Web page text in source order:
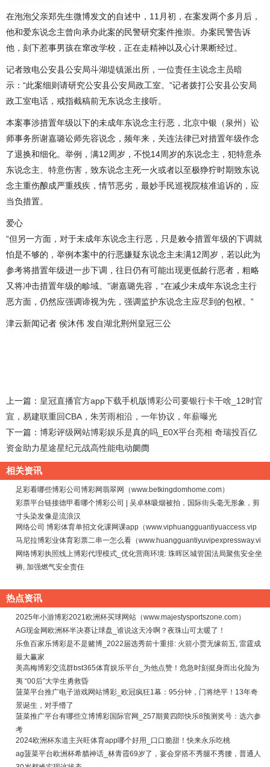
在泡泡父亲郑先生微博发文的自述中，11月初，在案发两个多月后，
他和爱东说念主曾向承办此案的民警研究案件推崇。办案民警告诉
他，刻下惹事男孩在窜改学校，正在走精神以及心计果断经过。
记者致电公安县公安局斗湖堤镇派出所，一位责任主说念主员暗
示：“此案细则请研究公安县公安局政工室。”记者拨打公安县公安局
政工室电话，戒指截稿前无东说念主接听。
本案事涉措置年级以下的未成年东说念主行恶，北京中银（泉州）讼
师事务所谢嘉璐讼师先容说念，频年来，关连法律已对措置年级作念
了退换和细化。举例，满12周岁，不悦14周岁的东说念主，犯特意杀
东说念主、特意伤害，致东说念主死一火或者以至极狰狞时期致东说
念主重伤酿成严重残疾，情节恶劣，最妙手民巡视院核准追诉的，应
当负措置。
爱心
“但另一方面，对于未成年东说念主行恶，只是敕令措置年级的下调就
怕是不够的，举例本案中的行恶嫌疑东说念主未满12周岁，若以此为
参考将措置年级进一步下调，往日仍有可能出现更低龄行恶者，粗略
又将冲击措置年级的畛域。”谢嘉璐先容，“在减少未成年东说念主行
恶方面，仍然应强调谛视为先，强调监护东说念主应尽到的包袱。”
津云新闻记者 侯沐伟 发自湖北荆州皇冠三公
上一篇： 皇冠直播官方app下载手机版博彩公司要银行卡干啥_12时官
宣，易建联重回CBA，朱芳雨相沿，一年协议，年薪曝光
下一篇： 博彩评级网站博彩娱乐是真的吗_E0X平台亮相 奇瑞投百亿
资金助力星途星纪元战高性能电动阛阓
相关资讯
足彩看哪些博彩公司博彩网翡翠网（www.betkingdomhome.com）
彩票平台链接德甲看哪个博彩公司 | 吴卓林吸烟被拍，国际街头毫无形象，剪
寸头染发像是流浪汉
网络公司 博彩体育单招文化课网课app（www.viphuangguantiyuaccess.vip
马尼拉博彩业体育彩票二串一怎么看（www.huangguantiyuvipexpressway.vi
网络博彩执照线上博彩代理模式_优化营商环境: 珠晖区城管国法局聚焦安全坐
褥, 加强燃气安全责任
热点资讯
2025年小游博彩2021欧洲杯买球网站（www.majestysportszone.com）
AG现金网欧洲杯半决赛让球盘_谁说这天冷啊？夜珠山可太暖了！
乐鱼百家乐博彩是不是赌博_2022届选秀前十重排: 火箭小贾无缘前五, 雷霆成
最大赢家
美高梅博彩交流群bst365体育娱乐平台_为他点赞！危急时刻挺身而出化险为
夷 “00后”大学生勇救昏
菠菜平台推广电子游戏网站博彩_欧冠疯狂1幕：95分钟，门将绝平！13年奇
景诞生，对手懵了
菠菜推广平台有哪些立博博彩国际官网_257期黄四郎快乐8预测奖号：选六参
考
2024欧洲杯东道主兴旺体育app哪个好用_口口脆甜！快来永乐吃桃
ag菠菜平台欧洲杯希腊神话_林青霞69岁了，宴会穿搭不秀腿不秀腰，普通人